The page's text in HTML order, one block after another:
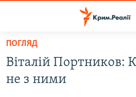
Перейти
основного
матеріалу
ПОГЛЯД
Віталій Портников:
не з ними